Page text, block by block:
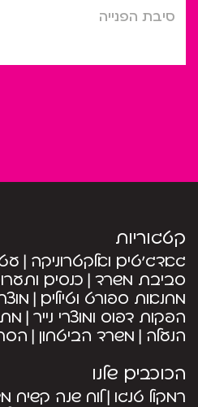
סיבת הפניה
קטגוריות
גאדג’טים ואלקטרוניקה
סביבת משרד כנסים
מחנאות ספורט וטיולים
הפקות דפוס ומוצרי נייר
הנעלה משרד הביטחון
הכוכבים שלנו
רמקול טנגו לוח שנה קשיח